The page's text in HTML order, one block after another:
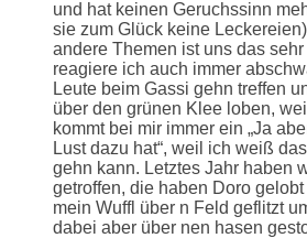
und hat keinen Geruchssinn
sie zum Glück keine
andere Themen ist uns das
reagiere ich auch immer
Leute beim Gassi gehn treffen
über den grünen Klee loben,
kommt bei mir immer ein „Ja
Lust dazu hat“, weil ich weiß
gehn kann. Letztes Jahr haben
getroffen, die haben Doro
mein Wuffl über n Feld geflitzt
dabei aber über nen hasen